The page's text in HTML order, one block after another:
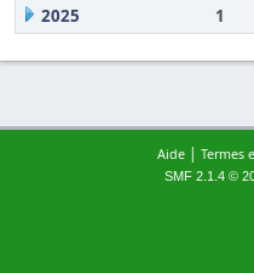
2025
1
Aide| Termes
SMF 2.1.4 ©